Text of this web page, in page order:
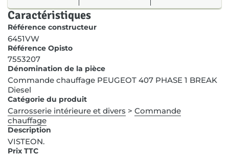
Caractéristiques
Référence constructeur
6451VW
Référence Opisto
7553207
Dénomination de la pièce
Commande chauffage PEUGEOT 407 PHASE 1 BREAK
Diesel
Catégorie du produit
Carrosserie intérieure et divers > Commande
chauffage
Description
VISTEON.
Prix TTC